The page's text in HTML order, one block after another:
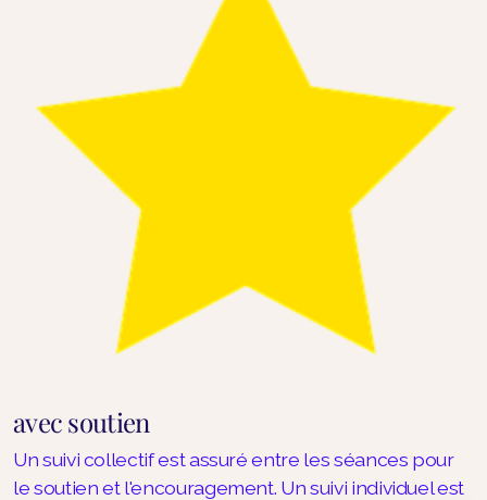
avec soutien
Un suivi collectif est assuré entre les séances pour
le soutien et l'encouragement. Un suivi individuel est